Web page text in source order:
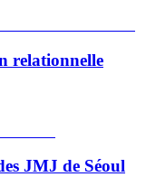
relationnelle
JMJ de Séoul